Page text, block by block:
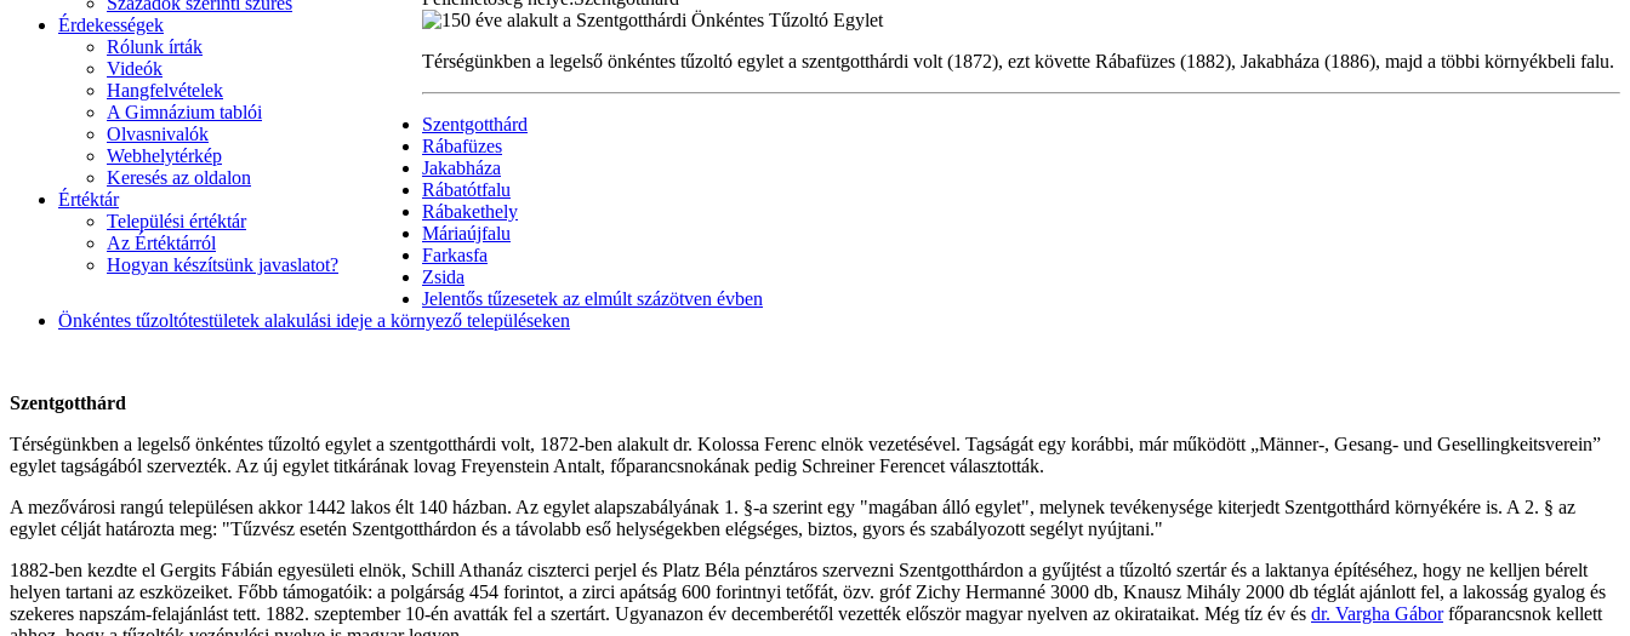
Érdekességek
Rólunk írták
Videók
Hangfelvételek
A Gimnázium tablói
Olvasnivalók
Webhelytérkép
Keresés az oldalon
Értéktár
Települési értéktár
Az Értéktárról
Hogyan készítsünk javaslatot?
Térségünkben a legelső önkéntes tűzoltó egylet a szentgotthárdi volt (1872), ezt követte Rábafüzes (1882), Jakabháza (1886), majd a többi környékbeli falu.
Szentgotthárd
Rábafüzes
Jakabháza
Rábatótfalu
Rábakethely
Máriaújfalu
Farkasfa
Zsida
Jelentős tűzesetek az elmúlt százötven évben
Önkéntes tűzoltótestületek alakulási ideje a környező településeken
Szentgotthárd
Térségünkben a legelső önkéntes tűzoltó egylet a szentgotthárdi volt, 1872-ben alakult dr. Kolossa Ferenc elnök vezetésével. Tagságát egy korábbi, már működött „Männer-, Gesang- und Gesellingkeitsverein”
egylet tagságából szervezték. Az új egylet titkárának lovag Freyenstein Antalt, főparancsnokának pedig Schreiner Ferencet választották.
A mezővárosi rangú településen akkor 1442 lakos élt 140 házban. Az egylet alapszabályának 1. §-a szerint egy "magában álló egylet", melynek tevékenysége kiterjedt Szentgotthárd környékére is. A 2. § az
egylet célját határozta meg: "Tűzvész esetén Szentgotthárdon és a távolabb eső helységekben elégséges, biztos, gyors és szabályozott segélyt nyújtani."
1882-ben kezdte el Gergits Fábián egyesületi elnök, Schill Athanáz ciszterci perjel és Platz Béla pénztáros szervezni Szentgotthárdon a gyűjtést a tűzoltó szertár és a laktanya építéséhez, hogy ne kelljen bérelt
helyen tartani az eszközeiket. Főbb támogatóik: a polgárság 454 forintot, a zirci apátság 600 forintnyi tetőfát, özv. gróf Zichy Hermanné 3000 db, Knausz Mihály 2000 db téglát ajánlott fel, a lakosság gyalog és
szekeres napszám-felajánlást tett. 1882. szeptember 10-én avatták fel a szertárt. Ugyanazon év decemberétől vezették először magyar nyelven az okirataikat. Még tíz év és dr. Vargha Gáborfőparancsnok kellett